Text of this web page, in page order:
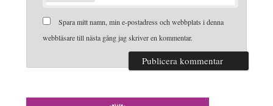
Spara mitt namn, min e-postadress och webbplats i denna
webbläsare till nästa gång jag skriver en kommentar.